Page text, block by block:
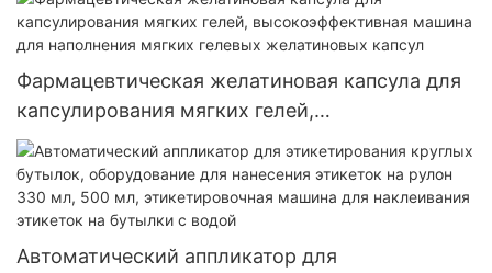
Фармацевтическая желатиновая капсула для
капсулирования мягких гелей,
высокоэффективная машина для наполнения
мягких гелевых желатиновых капсул
Автоматический аппликатор для